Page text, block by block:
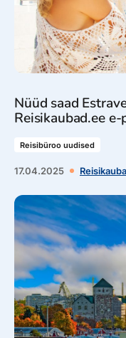
Nüüd saad
Reisikaubad.ee e-
Reisibüroo uudised
17.04.2025